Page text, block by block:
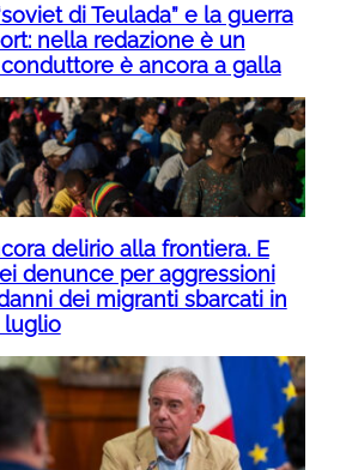
di Teulada” e la guerra
nella redazione è un
conduttore è ancora a galla
delirio alla frontiera. E
denunce per aggressioni
dei migranti sbarcati in
luglio